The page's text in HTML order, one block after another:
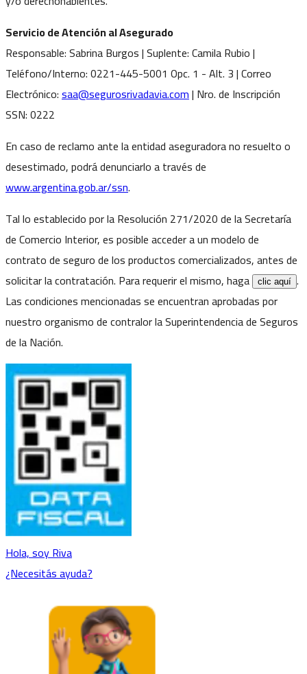
Servicio de Atención al Asegurado
Responsable: Sabrina Burgos | Suplente: Camila Rubio |
Teléfono/Interno: 0221-445-5001 Opc. 1 - Alt. 3 | Correo
Electrónico:saa@segurosrivadavia.com| Nro. de Inscripción
SSN: 0222
En caso de reclamo ante la entidad aseguradora no resuelto o
desestimado, podrá denunciarlo a través de
www.argentina.gob.ar/ssn.
Tal lo establecido por la Resolución 271/2020 de la Secretaría
de Comercio Interior, es posible acceder a un modelo de
contrato de seguro de los productos comercializados, antes de
solicitar la contratación. Para requerir el mismo, haga
clic aquí .
Las condiciones mencionadas se encuentran aprobadas por
nuestro organismo de contralor la Superintendencia de Seguros
de la Nación.
Hola, soy Riva
¿Necesitás ayuda?